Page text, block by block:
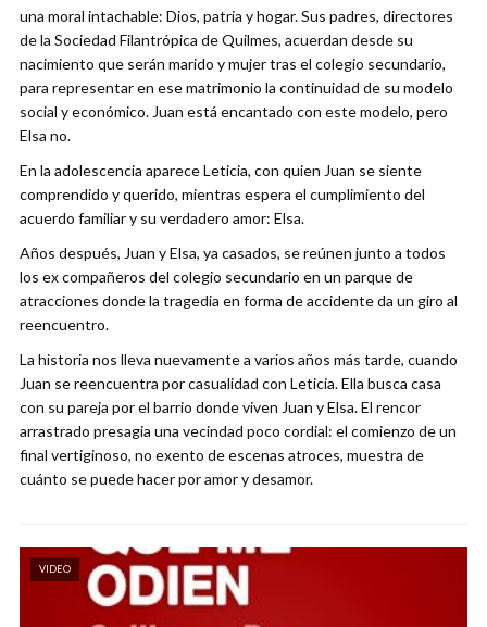
una moral intachable: Dios, patria y hogar. Sus padres, directores
de la Sociedad Filantrópica de Quilmes, acuerdan desde su
nacimiento que serán marido y mujer tras el colegio secundario,
para representar en ese matrimonio la continuidad de su modelo
social y económico. Juan está encantado con este modelo, pero
Elsa no.
En la adolescencia aparece Leticia, con quien Juan se siente
comprendido y querido, mientras espera el cumplimiento del
acuerdo familiar y su verdadero amor: Elsa.
Años después, Juan y Elsa, ya casados, se reúnen junto a todos
los ex compañeros del colegio secundario en un parque de
atracciones donde la tragedia en forma de accidente da un giro al
reencuentro.
La historia nos lleva nuevamente a varios años más tarde, cuando
Juan se reencuentra por casualidad con Leticia. Ella busca casa
con su pareja por el barrio donde viven Juan y Elsa. El rencor
arrastrado presagia una vecindad poco cordial: el comienzo de un
final vertiginoso, no exento de escenas atroces, muestra de
cuánto se puede hacer por amor y desamor.
VIDEO